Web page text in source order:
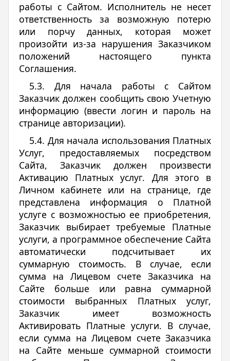
работы с Сайтом. Исполнитель не несет
ответственность за возможную потерю
или порчу данных, которая может
произойти из-за нарушения Заказчиком
положений настоящего пункта
Соглашения.
5.3. Для начала работы с Сайтом
Заказчик должен сообщить свою Учетную
информацию (ввести логин и пароль на
странице авторизации).
5.4. Для начала использования Платных
Услуг, предоставляемых посредством
Сайта, Заказчик должен произвести
Активацию Платных услуг. Для этого в
Личном кабинете или на странице, где
представлена информация о Платной
услуге с возможностью ее приобретения,
Заказчик выбирает требуемые Платные
услуги, а программное обеспечение Сайта
автоматически подсчитывает их
суммарную стоимость. В случае, если
сумма на Лицевом счете Заказчика на
Сайте больше или равна суммарной
стоимости выбранных Платных услуг,
Заказчик имеет возможность
Активировать Платные услуги. В случае,
если сумма на Лицевом счете Заказчика
на Сайте меньше суммарной стоимости